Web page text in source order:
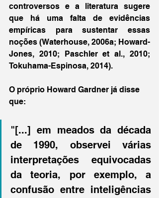
controversos e a literatura sugere
que há uma falta de evidências
empíricas para sustentar essas
noções (Waterhouse, 2006a; Howard-
Jones, 2010; Paschler et al., 2010;
Tokuhama-Espinosa, 2014).
O próprio Howard Gardner já disse
que:
"[...] em meados da década
de 1990, observei várias
interpretações equivocadas
da teoria, por exemplo, a
confusão entre inteligências